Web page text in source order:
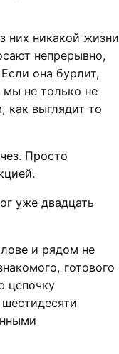
них никакой жизни
непрерывно,
она бурлит,
мы не только не
выглядит то
Просто
уже двадцать
и рядом не
готового
цепочку